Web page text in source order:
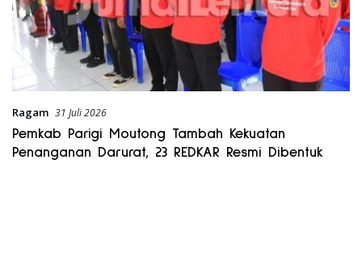
Ragam 31 Juli 2026
Pemkab Parigi Moutong Tambah Kekuatan
Penanganan Darurat, 23 REDKAR Resmi Dibentuk